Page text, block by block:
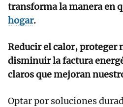
transforma la manera en
hogar.
Reducir el calor, proteger
disminuir la factura
claros que mejoran
Optar por soluciones